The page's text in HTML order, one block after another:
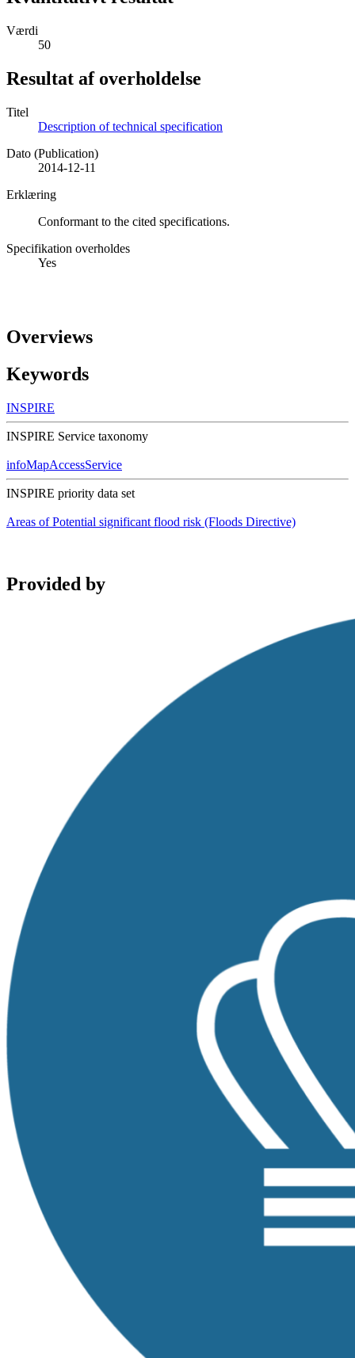
Værdi
50
Resultat af overholdelse
Titel
Description of technical specification
Dato (Publication)
2014-12-11
Erklæring
Conformant to the cited specifications.
Specifikation overholdes
Yes
Overviews
Keywords
INSPIRE
INSPIRE Service taxonomy
infoMapAccessService
INSPIRE priority data set
Areas of Potential significant flood risk (Floods Directive)
Provided by